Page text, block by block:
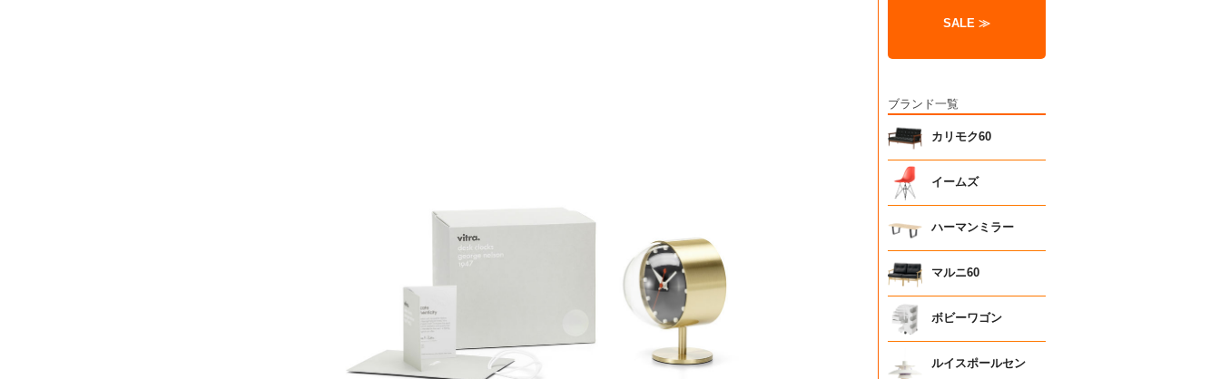
SALE ≫
ブランド一覧
カリモク60
イームズ
ハーマンミラー
マルニ60
ボビーワゴン
ルイスポールセン